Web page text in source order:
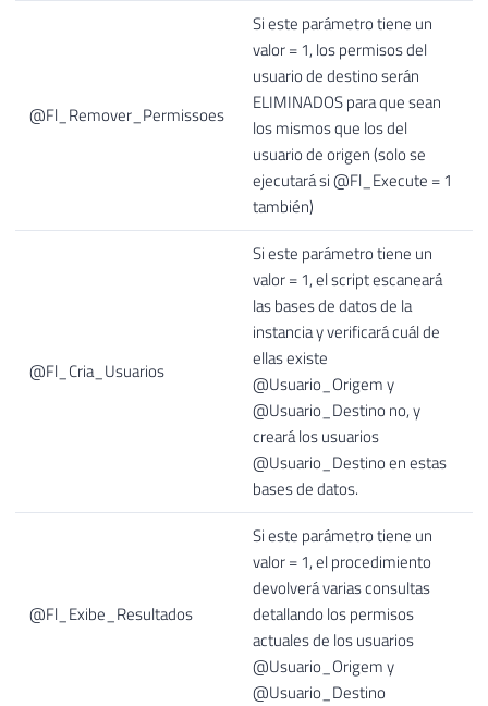
@Fl_Remover_Permissoes
Si este parámetro tiene un
valor = 1, los permisos del
usuario de destino serán
ELIMINADOS para que sean
los mismos que los del
usuario de origen (solo se
ejecutará si @Fl_Execute = 1
también)
@Fl_Cria_Usuarios
Si este parámetro tiene un
valor = 1, el script escaneará
las bases de datos de la
instancia y verificará cuál de
ellas existe
@Usuario_Origem y
@Usuario_Destino no, y
creará los usuarios
@Usuario_Destino en estas
bases de datos.
@Fl_Exibe_Resultados
Si este parámetro tiene un
valor = 1, el procedimiento
devolverá varias consultas
detallando los permisos
actuales de los usuarios
@Usuario_Origem y
@Usuario_Destino